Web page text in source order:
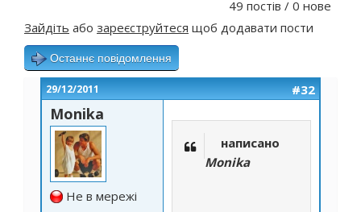
49 постів / 0 нове
Зайдіть або зареєструйтеся щоб додавати пости
Останнє повідомлення
29/12/2011 #32
Monika
Не в мережі
написано
Monika